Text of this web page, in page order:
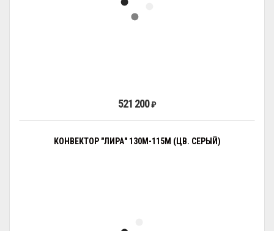
521 200₽
КОНВЕКТОР "ЛИРА" 130М-115М (ЦВ. СЕРЫЙ)